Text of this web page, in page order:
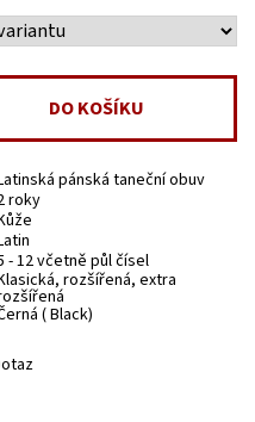
pánská taneční obuv
roky
- 12 včetně půl čísel
rozšířená, extra
( Black)